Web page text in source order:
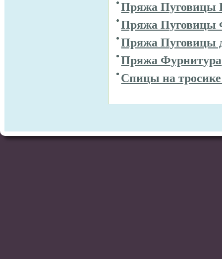
Пряжа Пуговицы
Пряжа Пуговицы
Пряжа Пуговицы
Пряжа Фурнитура
Спицы на